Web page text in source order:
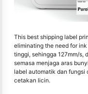
This best shipping label
eliminating the need for
tinggi, sehingga 127mm/s,
semasa menjaga aras
label automatik dan fungsi
cetakan licin.